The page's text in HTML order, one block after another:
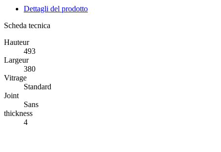
Dettagli del prodotto
Scheda tecnica
Hauteur
493
Largeur
380
Vitrage
Standard
Joint
Sans
thickness
4